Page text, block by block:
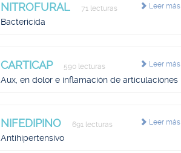
Leer más
NITROFURAL 71 lecturas
Bactericida
Leer más
CARTICAP 590 lecturas
Aux, en dolor e inflamación de articulaciones
Leer más
NIFEDIPINO 691 lecturas
Antihipertensivo